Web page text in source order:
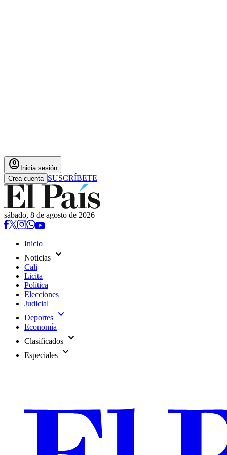
account_circle Inicia sesión
Crea cuenta SUSCRÍBETE
sábado, 8 de agosto de 2026
Inicio
Noticias expand_more
Cali
Licita
Política
Elecciones
Judicial
Deportes expand_more
Economía
Clasificados expand_more
Especiales expand_more